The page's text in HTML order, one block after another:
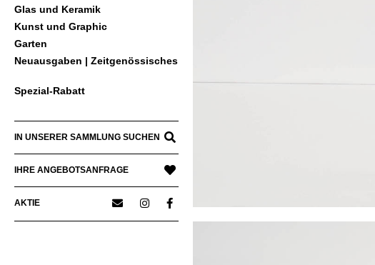
Glas und Keramik
Kunst und Graphic
Garten
Neuausgaben | Zeitgenössisches
Spezial-Rabatt
IN UNSERER SAMMLUNG SUCHEN
IHRE ANGEBOTSANFRAGE
AKTIE